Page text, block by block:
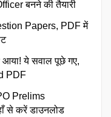
बनने की तैयारी
Papers, PDF में
ये सवाल पूछे गए,
PDF
Prelims
से करें डाउनलोड